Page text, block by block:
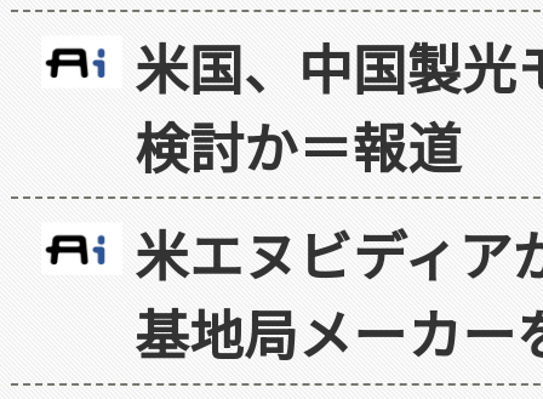
米国、中国製光
検討か＝報道
米エヌビディア
基地局メーカー